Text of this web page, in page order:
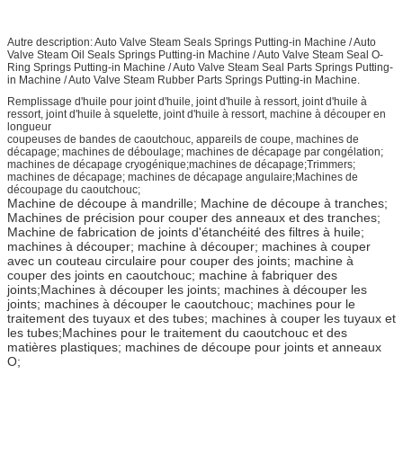
Autre description: Auto Valve Steam Seals Springs Putting-in Machine / Auto
Valve Steam Oil Seals Springs Putting-in Machine / Auto Valve Steam Seal O-
Ring Springs Putting-in Machine / Auto Valve Steam Seal Parts Springs Putting-
in Machine / Auto Valve Steam Rubber Parts Springs Putting-in Machine.
Remplissage d'huile pour joint d'huile, joint d'huile à ressort, joint d'huile à
ressort, joint d'huile à squelette, joint d'huile à ressort, machine à découper en
longueur
coupeuses de bandes de caoutchouc, appareils de coupe, machines de
décapage; machines de déboulage; machines de décapage par congélation;
machines de décapage cryogénique;machines de décapage;Trimmers;
machines de décapage; machines de décapage angulaire;Machines de
découpage du caoutchouc;
Machine de découpe à mandrille; Machine de découpe à tranches;
Machines de précision pour couper des anneaux et des tranches;
Machine de fabrication de joints d'étanchéité des filtres à huile;
machines à découper; machine à découper; machines à couper
avec un couteau circulaire pour couper des joints; machine à
couper des joints en caoutchouc; machine à fabriquer des
joints;Machines à découper les joints; machines à découper les
joints; machines à découper le caoutchouc; machines pour le
traitement des tuyaux et des tubes; machines à couper les tuyaux et
les tubes;Machines pour le traitement du caoutchouc et des
matières plastiques; machines de découpe pour joints et anneaux
O;